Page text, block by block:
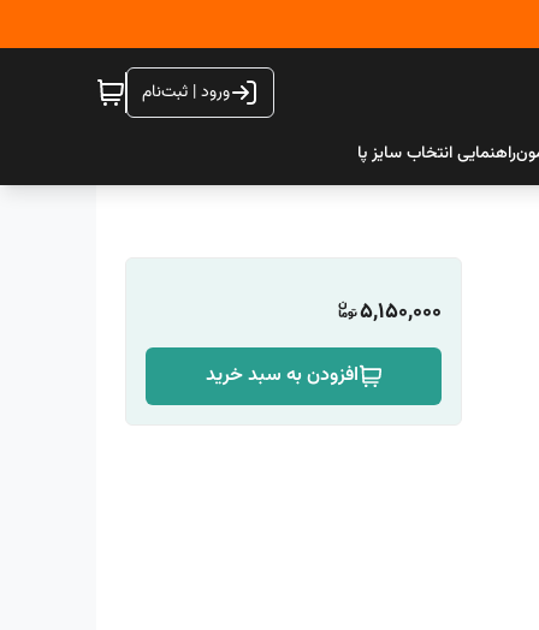
ورود | ثبت‌نام
راهنمایی انتخاب سایز پا
5,150,000
افزودن به سبد خرید